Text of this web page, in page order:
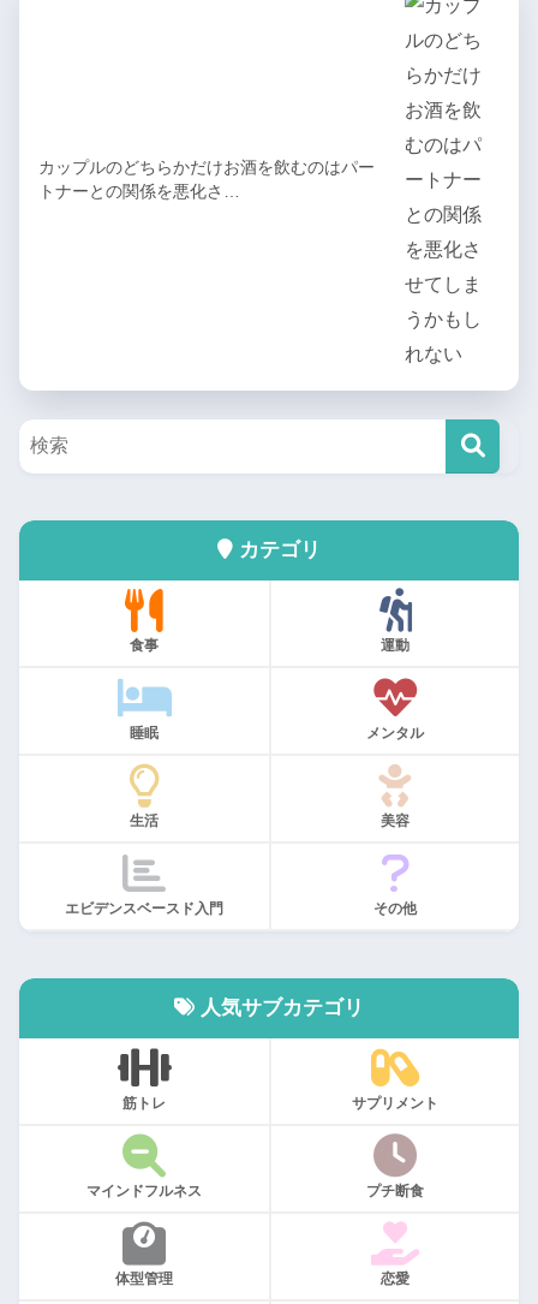
カップルのどちらかだけお酒を飲むのはパー
トナーとの関係を悪化さ…
カテゴリ
食事 運動
睡眠 メンタル
生活 美容
エビデンスベースド入門 その他
人気サブカテゴリ
筋トレ サプリメント
マインドフルネス プチ断食
体型管理 恋愛